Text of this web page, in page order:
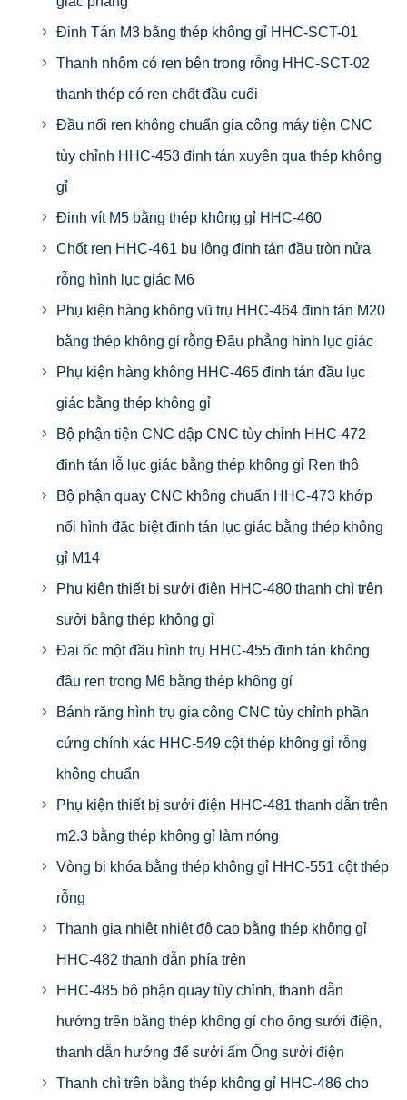
Đinh Tán M3 bằng thép không gỉ HHC-SCT-01
Thanh nhôm có ren bên trong rỗng HHC-SCT-02
thanh thép có ren chốt đầu cuối
Đầu nối ren không chuẩn gia công máy tiện CNC
tùy chỉnh HHC-453 đinh tán xuyên qua thép không
gỉ
Đinh vít M5 bằng thép không gỉ HHC-460
Chốt ren HHC-461 bu lông đinh tán đầu tròn nửa
rỗng hình lục giác M6
Phụ kiện hàng không vũ trụ HHC-464 đinh tán M20
bằng thép không gỉ rỗng Đầu phẳng hình lục giác
Phụ kiện hàng không HHC-465 đinh tán đầu lục
giác bằng thép không gỉ
Bộ phận tiện CNC dập CNC tùy chỉnh HHC-472
đinh tán lỗ lục giác bằng thép không gỉ Ren thô
Bộ phận quay CNC không chuẩn HHC-473 khớp
nối hình đặc biệt đinh tán lục giác bằng thép không
gỉ M14
Phụ kiện thiết bị sưởi điện HHC-480 thanh chì trên
sưởi bằng thép không gỉ
Đai ốc một đầu hình trụ HHC-455 đinh tán không
đầu ren trong M6 bằng thép không gỉ
Bánh răng hình trụ gia công CNC tùy chỉnh phần
cứng chính xác HHC-549 cột thép không gỉ rỗng
không chuẩn
Phụ kiện thiết bị sưởi điện HHC-481 thanh dẫn trên
m2.3 bằng thép không gỉ làm nóng
Vòng bi khóa bằng thép không gỉ HHC-551 cột thép
rỗng
Thanh gia nhiệt nhiệt độ cao bằng thép không gỉ
HHC-482 thanh dẫn phía trên
HHC-485 bộ phận quay tùy chỉnh, thanh dẫn
hướng trên bằng thép không gỉ cho ống sưởi điện,
thanh dẫn hướng để sưởi ấm Ống sưởi điện
Thanh chì trên bằng thép không gỉ HHC-486 cho